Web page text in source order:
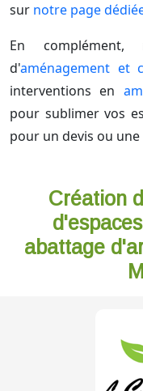
sur notre page
En
d'aménagement et
interventions en
pour sublimer vos
pour un devis ou
Création
abattage